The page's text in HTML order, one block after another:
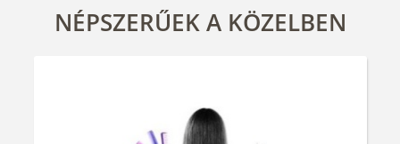
NÉPSZERŰEK A KÖZELBEN